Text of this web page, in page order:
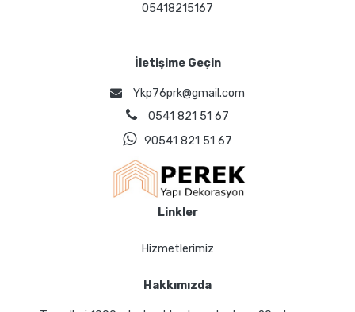
05418215167
İletişime Geçin
Ykp76prk@gmail.com
0541 821 51 67
90541 821 51 67
Linkler
Hizmetlerimiz
Hakkımızda